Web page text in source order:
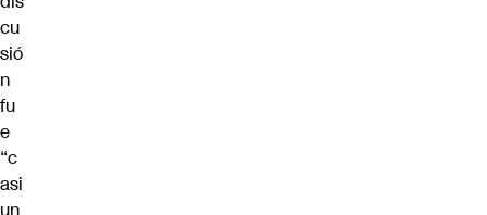
cu
sió
n
fu
e
“c
asi
un